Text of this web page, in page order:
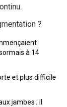
?
à 14
et plus difficile
jambes ; il